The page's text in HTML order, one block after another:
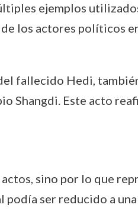
ejemplos
los actores políticos
fallecido Hedi,
Shangdi. Este acto
sino por lo que
ser reducido a